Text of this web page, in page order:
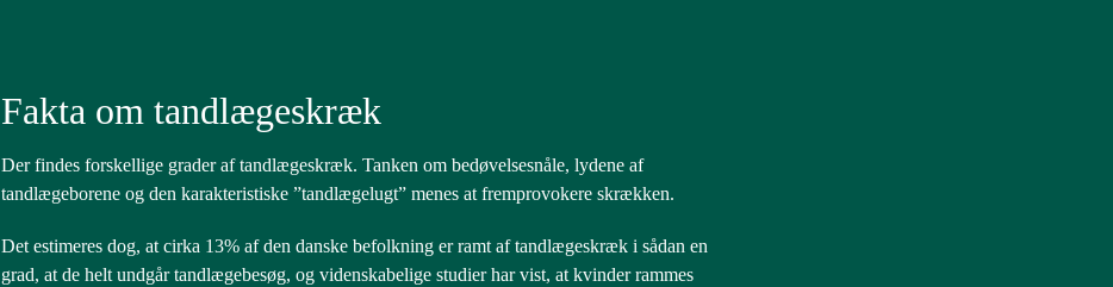
Fakta om tandlægeskræk
Der findes forskellige grader af tandlægeskræk. Tanken om bedøvelsesnåle, lydene af
tandlægeborene og den karakteristiske ”tandlægelugt” menes at fremprovokere skrækken.
Det estimeres dog, at cirka 13% af den danske befolkning er ramt af tandlægeskræk i sådan en
grad, at de helt undgår tandlægebesøg, og videnskabelige studier har vist, at kvinder rammes